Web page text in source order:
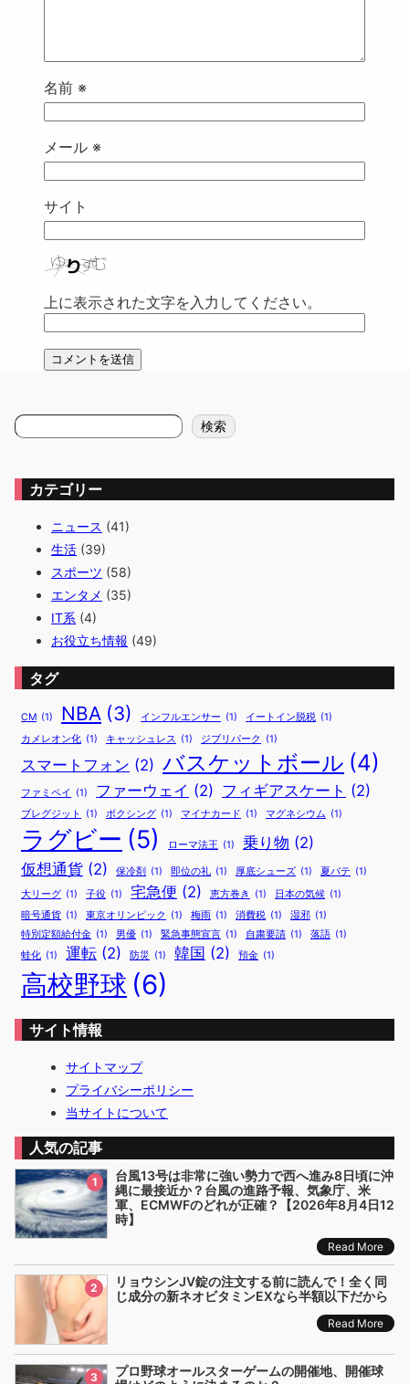
名前 ※
メール ※
サイト
上に表示された文字を入力してください。
検
索
検索
カテゴリー
ニュース (41)
生活 (39)
スポーツ (58)
エンタメ (35)
IT系 (4)
お役立ち情報 (49)
タグ
CM (1) NBA (3) インフルエンサー (1) イートイン脱税 (1)
カメレオン化 (1) キャッシュレス (1) ジブリパーク (1)
スマートフォン (2) バスケットボール (4)
ファミペイ (1) ファーウェイ (2) フィギアスケート (2)
ブレグジット (1) ボクシング (1) マイナカード (1) マグネシウム (1)
ラグビー (5) ローマ法王 (1) 乗り物 (2)
仮想通貨 (2) 保冷剤 (1) 即位の礼 (1) 厚底シューズ (1) 夏バテ (1)
大リーグ (1) 子役 (1) 宅急便 (2) 恵方巻き (1) 日本の気候 (1)
暗号通貨 (1) 東京オリンピック (1) 梅雨 (1) 消費税 (1) 湿邪 (1)
特別定額給付金 (1) 男優 (1) 緊急事態宣言 (1) 自粛要請 (1) 落語 (1)
蛙化 (1) 運転 (2) 防災 (1) 韓国 (2) 預金 (1)
高校野球 (6)
サイト情報
サイトマップ
プライバシーポリシー
当サイトについて
人気の記事
1
台風13号は非常に強い勢力で西へ進み8日頃に沖
縄に最接近か？台風の進路予報、気象庁、米
軍、ECMWFのどれが正確？【2026年8月4日12
時】
Read More
2
リョウシンJV錠の注文する前に読んで！全く同
じ成分の新ネオビタミンEXなら半額以下だから
Read More
3
プロ野球オールスターゲームの開催地、開催球